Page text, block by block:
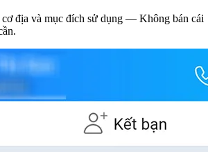
dụng — Không bán cái